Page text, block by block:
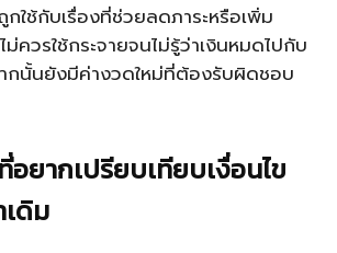
ใช้กับเรื่องที่ช่วยลดภาระหรือเพิ่ม
ควรใช้กระจายจนไม่รู้ว่าเงินหมดไปกับ
ากนั้นยังมีค่างวดใหม่ที่ต้องรับผิดชอบ
อยากเปรียบเทียบเงื่อนไข
ดิม